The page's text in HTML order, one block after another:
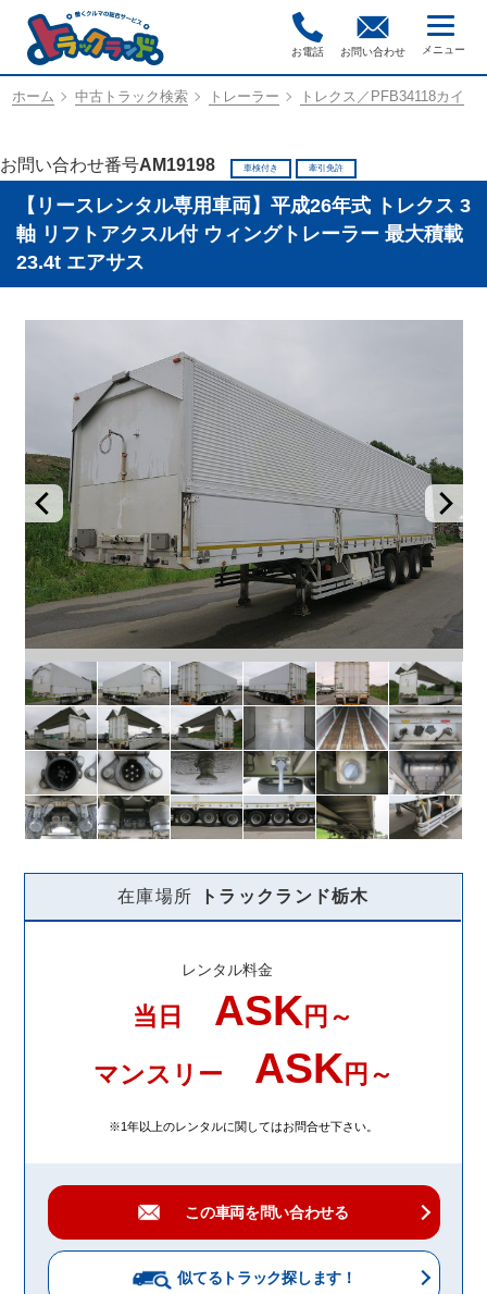
お電話 お問い合わせ
ホーム 中古トラック検索 トレーラー トレクス／PFB34118カイ
お問い合わせ番号AM19198 車検付き 牽引免許
【リースレンタル専用車両】平成26年式 トレクス 3
軸 リフトアクスル付 ウィングトレーラー 最大積載
23.4t エアサス
在庫場所 トラックランド栃木
レンタル料金
当日 ASK 円～
マンスリー ASK 円～
※1年以上のレンタルに関してはお問合せ下さい。
この車両を問い合わせる
似てるトラック探します！